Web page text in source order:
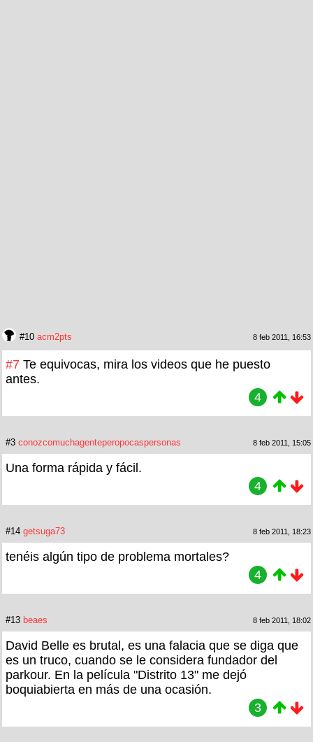
#10 acm2pts 8 feb 2011, 16:53
#7 Te equivocas, mira los videos que he puesto
antes.
4
#3 conozcomuchagenteperopocaspersonas 8 feb 2011, 15:05
Una forma rápida y fácil.
4
#14 getsuga73 8 feb 2011, 18:23
tenéis algún tipo de problema mortales?
4
#13 beaes 8 feb 2011, 18:02
David Belle es brutal, es una falacia que se diga que
es un truco, cuando se le considera fundador del
parkour. En la película "Distrito 13" me dejó
boquiabierta en más de una ocasión.
3